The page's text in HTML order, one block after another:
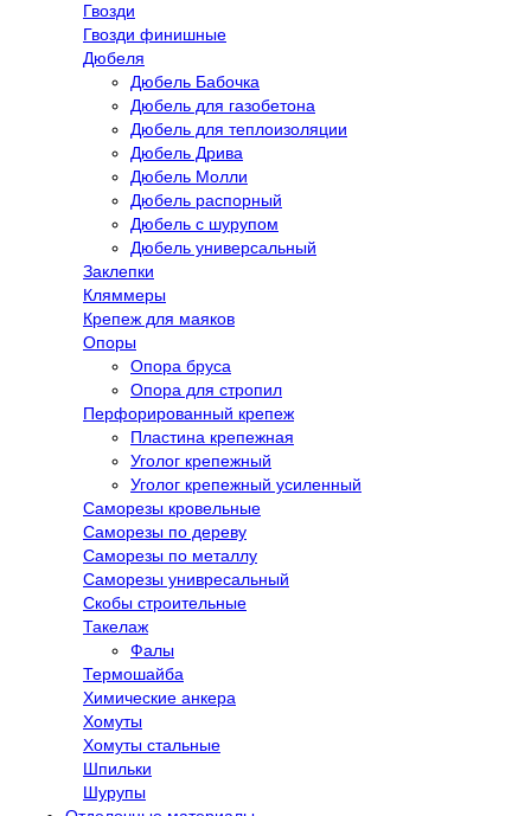
Гвозди
Гвозди финишные
Дюбеля
Дюбель Бабочка
Дюбель для газобетона
Дюбель для теплоизоляции
Дюбель Дрива
Дюбель Молли
Дюбель распорный
Дюбель с шурупом
Дюбель универсальный
Заклепки
Кляммеры
Крепеж для маяков
Опоры
Опора бруса
Опора для стропил
Перфорированный крепеж
Пластина крепежная
Уголог крепежный
Уголог крепежный усиленный
Саморезы кровельные
Саморезы по дереву
Саморезы по металлу
Саморезы унивресальный
Скобы строительные
Такелаж
Фалы
Термошайба
Химические анкера
Хомуты
Хомуты стальные
Шпильки
Шурупы